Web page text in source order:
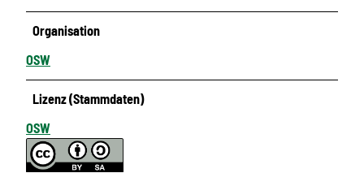
Organisation
OSW
Lizenz (Stammdaten)
OSW